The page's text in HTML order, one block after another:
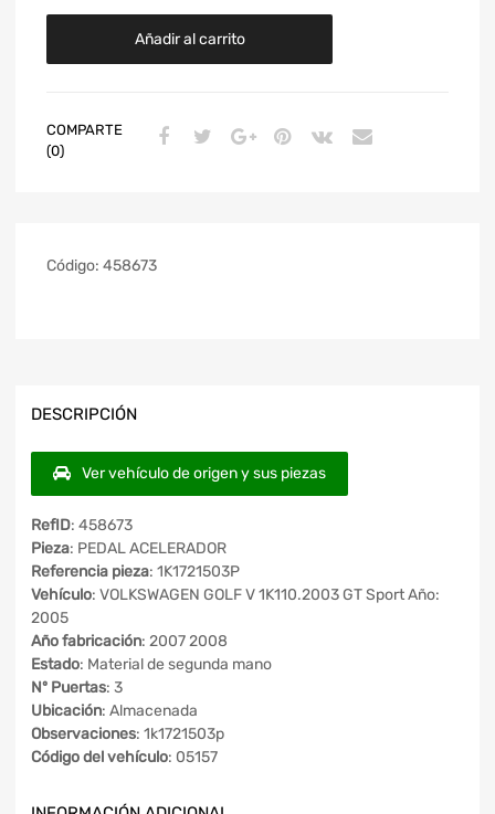
Añadir al carrito
COMPARTE
(0)
Código: 458673
DESCRIPCIÓN
Ver vehículo de origen y sus piezas
RefID: 458673
Pieza: PEDAL ACELERADOR
Referencia pieza: 1K1721503P
Vehículo: VOLKSWAGEN GOLF V 1K110.2003 GT Sport Año:
2005
Año fabricación: 2007 2008
Estado: Material de segunda mano
Nº Puertas: 3
Ubicación: Almacenada
Observaciones: 1k1721503p
Código del vehículo: 05157